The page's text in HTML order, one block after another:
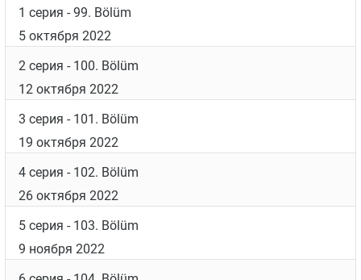
задействовано около 6000 человек. Из них 400
человек – это технический персонал, а 5000 –
люди, участвующие в массовке.
Дата выхода
Список серий
1 серия
- 99. Bölüm